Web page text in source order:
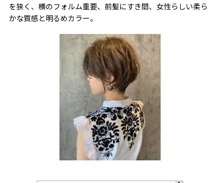
を狭く、横のフォルム重要、前髪にすき間、女性らしい柔ら
かな質感と明るめカラー。